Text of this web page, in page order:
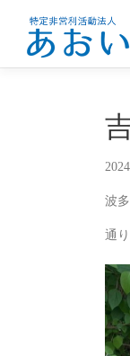
ン
波
通